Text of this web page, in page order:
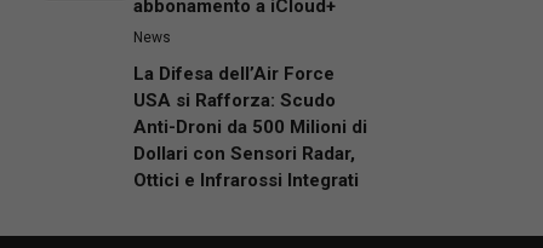
abbonamento a iCloud+
News
La Difesa dell’Air Force
USA si Rafforza: Scudo
Anti-Droni da 500 Milioni di
Dollari con Sensori Radar,
Ottici e Infrarossi Integrati